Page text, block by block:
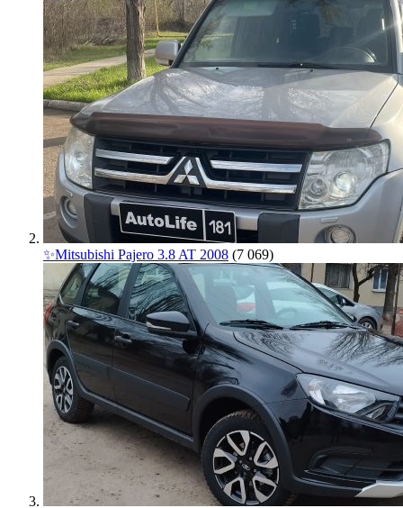
✨Mitsubishi Pajero 3.8 AT 2008 (7 069)